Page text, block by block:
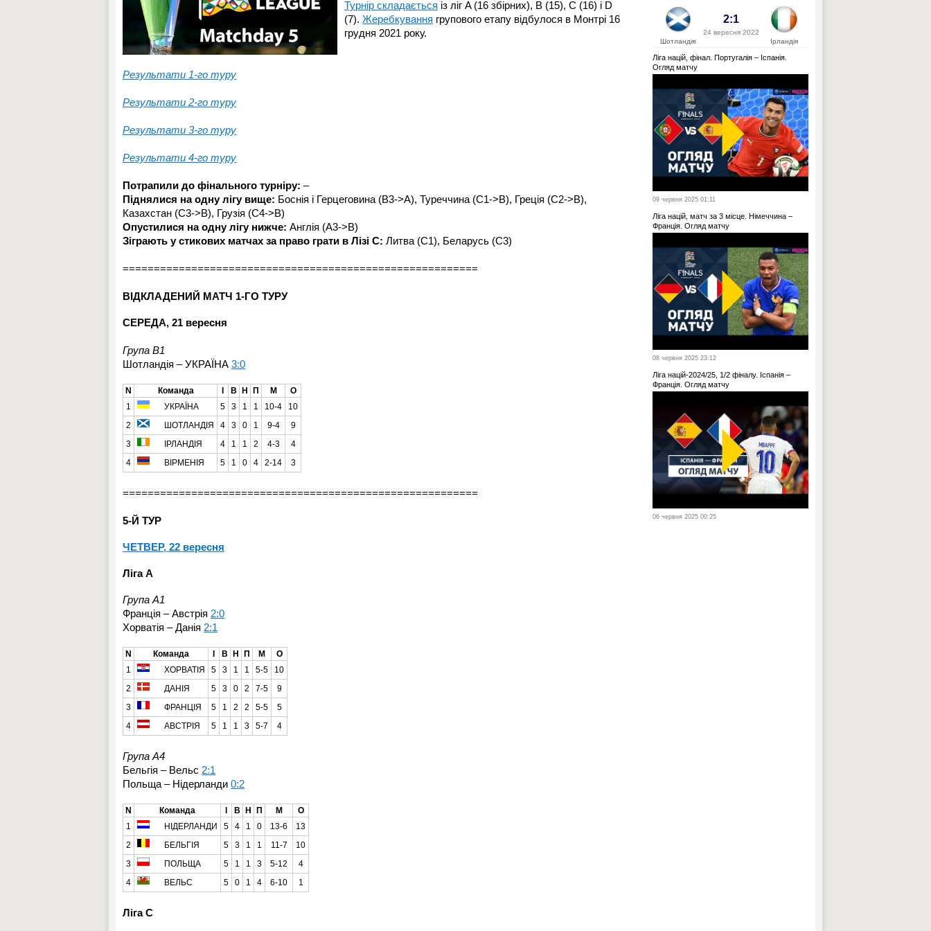
Турнір складається із ліг A (16 збірних), B (15), C (16) і D
(7). Жеребкування групового етапу відбулося в Монтрі 16
грудня 2021 року.
Результати 1-го туру
Результати 2-го туру
Результати 3-го туру
Результати 4-го туру
Потрапили до фінального турніру: –
Піднялися на одну лігу вище: Боснія і Герцеговина (B3->A), Туреччина (C1->B), Греція (C2->B),
Казахстан (C3->B), Грузія (C4->B)
Опустилися на одну лігу нижче: Англія (A3->B)
Зіграють у стикових матчах за право грати в Лізі C: Литва (С1), Беларусь (С3)
=========================================================
ВІДКЛАДЕНИЙ МАТЧ 1-ГО ТУРУ
СЕРЕДА, 21 вересня
Група B1
Шотландія – УКРАЇНА 3:0
N Команда В Н П М
О
1
УКРАЇНА 5 3 1 1 10-4
10
2
ШОТЛАНДІЯ 4 3 0 1 9-4
9
3
ІРЛАНДІЯ 4 1 1 2 4-3
4
4
ВІРМЕНІЯ 5 1 0 4 2-14 3
=========================================================
5-Й ТУР
ЧЕТВЕР, 22 вересня
Ліга A
Група A1
Франція – Австрія 2:0
Хорватія – Данія 2:1
N Команда В Н П М
О
1
ХОРВАТІЯ 5 3 1 1 5-5
10
2
ДАНІЯ 5 3 0 2 7-5
9
3
ФРАНЦІЯ 5 1 2 2 5-5
5
4
АВСТРІЯ 5 1 1 3 5-7 4
Група A4
Бельгія – Вельс 2:1
Польща – Нідерланди 0:2
N Команда В Н П М
О
1
НІДЕРЛАНДИ 5 4 1 0 13-6
13
2
БЕЛЬГІЯ 5 3 1 1 11-7
10
3
ПОЛЬЩА 5 1 1 3 5-12
4
4
ВЕЛЬС 5 0 1 4 6-10 1
Ліга C
Шотландія
2:1
24 вересня 2022
Ірландія
Ліга націй, фінал. Португалія – Іспанія.
Огляд матчу
09 червня 2025 01:11
Ліга націй, матч за 3 місце. Німеччина –
Франція. Огляд матчу
08 червня 2025 23:12
Ліга націй-2024/25, 1/2 фіналу. Іспанія –
Франція. Огляд матчу
06 червня 2025 00:25